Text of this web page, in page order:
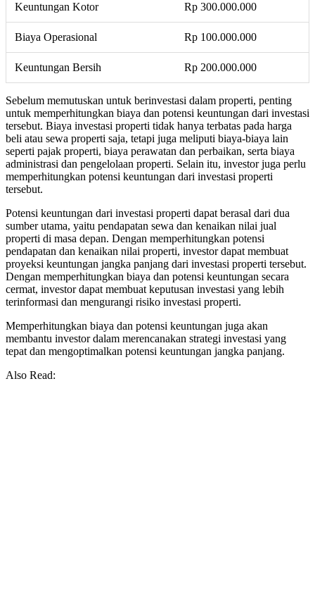
Keuntungan Kotor Rp 300.000.000
Biaya Operasional Rp 100.000.000
Keuntungan Bersih Rp 200.000.000
Sebelum memutuskan untuk berinvestasi dalam properti, penting
untuk memperhitungkan biaya dan potensi keuntungan dari investasi
tersebut. Biaya investasi properti tidak hanya terbatas pada harga
beli atau sewa properti saja, tetapi juga meliputi biaya-biaya lain
seperti pajak properti, biaya perawatan dan perbaikan, serta biaya
administrasi dan pengelolaan properti. Selain itu, investor juga perlu
memperhitungkan potensi keuntungan dari investasi properti
tersebut.
Potensi keuntungan dari investasi properti dapat berasal dari dua
sumber utama, yaitu pendapatan sewa dan kenaikan nilai jual
properti di masa depan. Dengan memperhitungkan potensi
pendapatan dan kenaikan nilai properti, investor dapat membuat
proyeksi keuntungan jangka panjang dari investasi properti tersebut.
Dengan memperhitungkan biaya dan potensi keuntungan secara
cermat, investor dapat membuat keputusan investasi yang lebih
terinformasi dan mengurangi risiko investasi properti.
Memperhitungkan biaya dan potensi keuntungan juga akan
membantu investor dalam merencanakan strategi investasi yang
tepat dan mengoptimalkan potensi keuntungan jangka panjang.
Also Read: